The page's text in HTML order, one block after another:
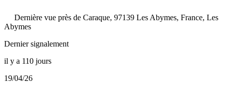
Dernière vue près de Caraque, 97139 Les Abymes, France, Les
Abymes
Dernier signalement
il y a 110 jours
19/04/26